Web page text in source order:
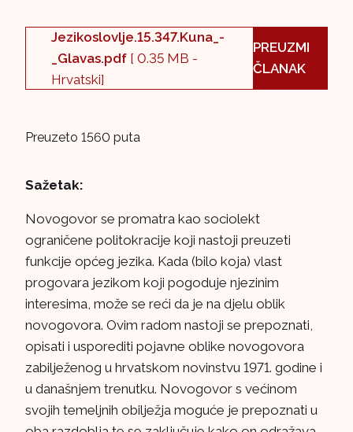
Jezikoslovlje.15.347.Kuna_-
_Glavas.pdf [ 0.35 MB -
Hrvatski]
PREUZMI
ČLANAK
Preuzeto 1560 puta
Sažetak:
Novogovor se promatra kao sociolekt
ograničene politokracije koji nastoji preuzeti
funkcije općeg jezika. Kada (bilo koja) vlast
progovara jezikom koji pogoduje njezinim
interesima, može se reći da je na djelu oblik
novogovora. Ovim radom nastoji se prepoznati,
opisati i usporediti pojavne oblike novogovora
zabilježenog u hrvatskom novinstvu 1971. godine i
u današnjem trenutku. Novogovor s većinom
svojih temeljnih obilježja moguće je prepoznati u